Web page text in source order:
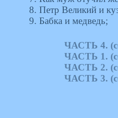
8. Петр Великий и
9. Бабка и медведь;
ЧАСТЬ 4.
ЧАСТЬ 1.
ЧАСТЬ 2.
ЧАСТЬ 3.